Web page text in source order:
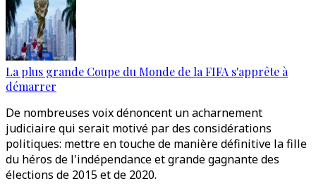
La plus grande Coupe du Monde de la FIFA s'apprête à
démarrer
De nombreuses voix dénoncent un acharnement
judiciaire qui serait motivé par des considérations
politiques: mettre en touche de manière définitive la fille
du héros de l'indépendance et grande gagnante des
élections de 2015 et de 2020.